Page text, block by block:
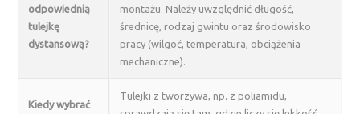
odpowiednią
tulejkę
dystansową?
montażu. Należy uwzględnić długość,
średnicę, rodzaj gwintu oraz środowisko
pracy (wilgoć, temperatura, obciążenia
mechaniczne).
Kiedy wybrać
Tulejki z tworzywa, np. z poliamidu,